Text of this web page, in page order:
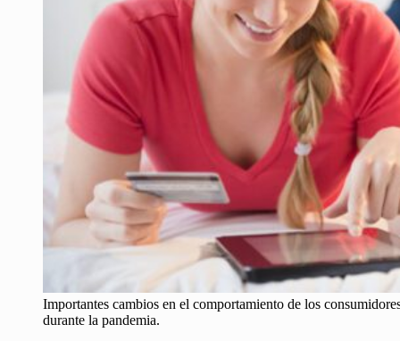
Importantes cambios en el comportamiento de los
durante la pandemia.